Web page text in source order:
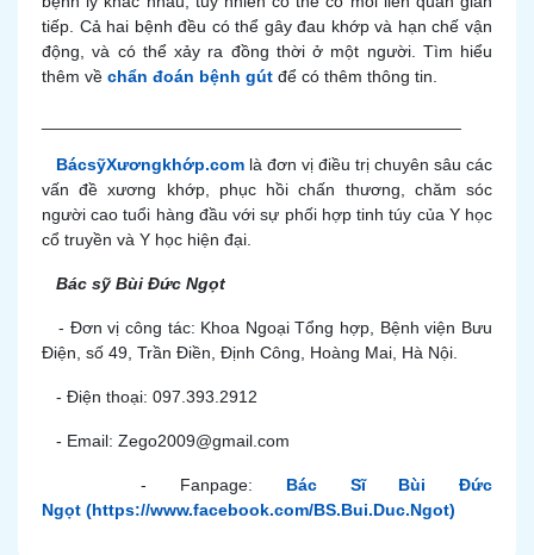
tiếp. Cả hai bệnh đều có thể gây đau khớp và hạn chế vận
động, và có thể xảy ra đồng thời ở một người. Tìm hiểu
thêm về chẩn đoán bệnh gút để có thêm thông tin.
BácsỹXươngkhớp.com là đơn vị điều trị chuyên sâu các
vấn đề xương khớp, phục hồi chấn thương, chăm sóc
người cao tuổi hàng đầu với sự phối hợp tinh túy của Y học
cổ truyền và Y học hiện đại.
Bác sỹ Bùi Đức Ngọt
- Đơn vị công tác: Khoa Ngoại Tổng hợp, Bệnh viện Bưu
Điện, số 49, Trần Điền, Định Công, Hoàng Mai, Hà Nội.
- Điện thoại: 097.393.2912
- Email: Zego2009@gmail.com
- Fanpage: Bác Sĩ Bùi Đức
Ngọt (https://www.facebook.com/BS.Bui.Duc.Ngot)